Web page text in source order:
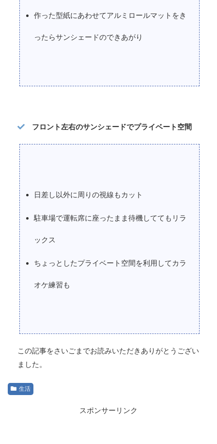
作った型紙にあわせてアルミロールマットをき
ったらサンシェードのできあがり
フロント左右のサンシェードでプライベート空間
日差し以外に周りの視線もカット
駐車場で運転席に座ったまま待機しててもリラ
ックス
ちょっとしたプライベート空間を利用してカラ
オケ練習も
この記事をさいごまでお読みいただきありがとうござい
ました。
生活
スポンサーリンク